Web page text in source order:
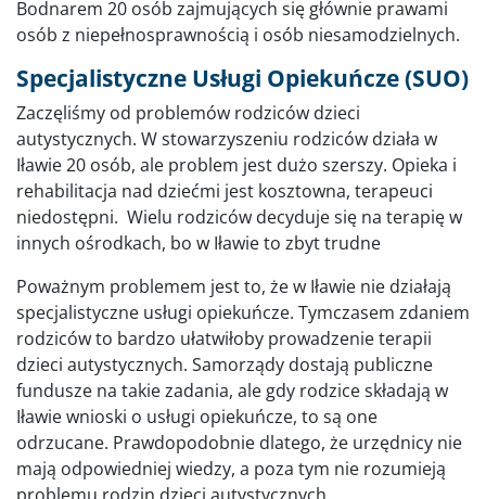
Bodnarem 20 osób zajmujących się głównie prawami
osób z niepełnosprawnością i osób niesamodzielnych.
Specjalistyczne Usługi Opiekuńcze (SUO)
Zaczęliśmy od problemów rodziców dzieci
autystycznych. W stowarzyszeniu rodziców działa w
Iławie 20 osób, ale problem jest dużo szerszy. Opieka i
rehabilitacja nad dziećmi jest kosztowna, terapeuci
niedostępni. Wielu rodziców decyduje się na terapię w
innych ośrodkach, bo w Iławie to zbyt trudne
Poważnym problemem jest to, że w Iławie nie działają
specjalistyczne usługi opiekuńcze. Tymczasem zdaniem
rodziców to bardzo ułatwiłoby prowadzenie terapii
dzieci autystycznych. Samorządy dostają publiczne
fundusze na takie zadania, ale gdy rodzice składają w
Iławie wnioski o usługi opiekuńcze, to są one
odrzucane. Prawdopodobnie dlatego, że urzędnicy nie
mają odpowiedniej wiedzy, a poza tym nie rozumieją